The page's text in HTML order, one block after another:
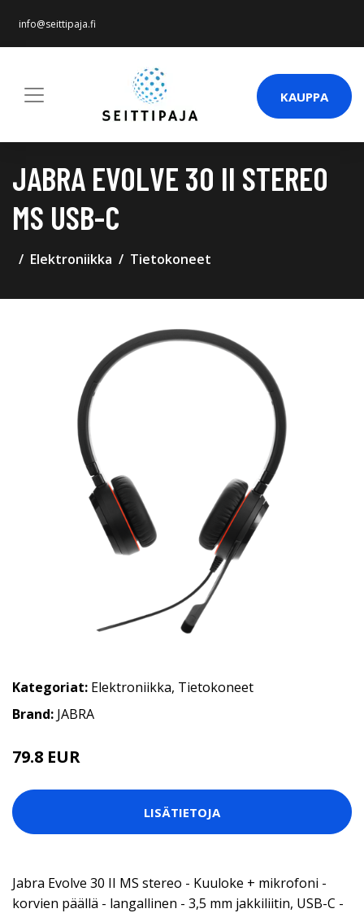
info@seittipaja.fi
KAUPPA
JABRA EVOLVE 30 II STEREO
MS USB-C
Elektroniikka Tietokoneet
Kategoriat: Elektroniikka, Tietokoneet
Brand: JABRA
79.8 EUR
LISÄTIETOJA
Jabra Evolve 30 II MS stereo - Kuuloke + mikrofoni -
korvien päällä - langallinen - 3,5 mm jakkiliitin, USB-C -